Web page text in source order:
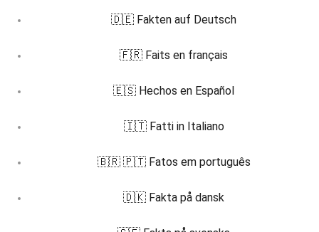
🇩🇪 Fakten auf Deutsch
🇫🇷 Faits en français
🇪🇸 Hechos en Español
🇮🇹 Fatti in Italiano
🇧🇷 🇵🇹 Fatos em português
🇩🇰 Fakta på dansk